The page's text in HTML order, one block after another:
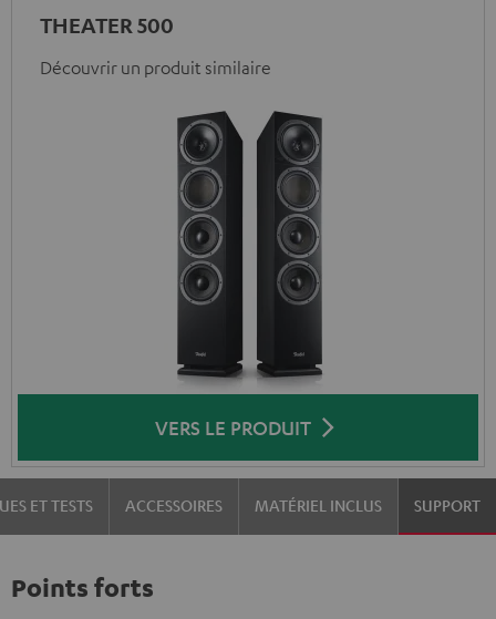
THEATER 500
Découvrir un produit similaire
VERS LE PRODUIT
ET TESTS ACCESSOIRES MATÉRIEL INCLUS SUPPORT
Points forts